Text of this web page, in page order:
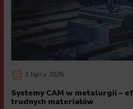
1 lipca 2026
Systemy CAM w metalurgii –
trudnych materiałów